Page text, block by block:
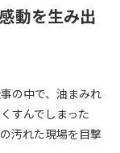
動を生み出
の中で、油まみれ
すんでしまった
汚れた現場を目撃